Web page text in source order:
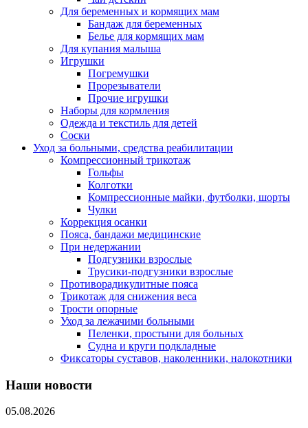
Для беременных и кормящих мам
Бандаж для беременных
Белье для кормящих мам
Для купания малыша
Игрушки
Погремушки
Прорезыватели
Прочие игрушки
Наборы для кормления
Одежда и текстиль для детей
Соски
Уход за больными, средства реабилитации
Компрессионный трикотаж
Гольфы
Колготки
Компрессионные майки, футболки, шорты
Чулки
Коррекция осанки
Пояса, бандажи медицинские
При недержании
Подгузники взрослые
Трусики-подгузники взрослые
Противорадикулитные пояса
Трикотаж для снижения веса
Трости опорные
Уход за лежачими больными
Пеленки, простыни для больных
Судна и круги подкладные
Фиксаторы суставов, наколенники, налокотники
Наши новости
05.08.2026